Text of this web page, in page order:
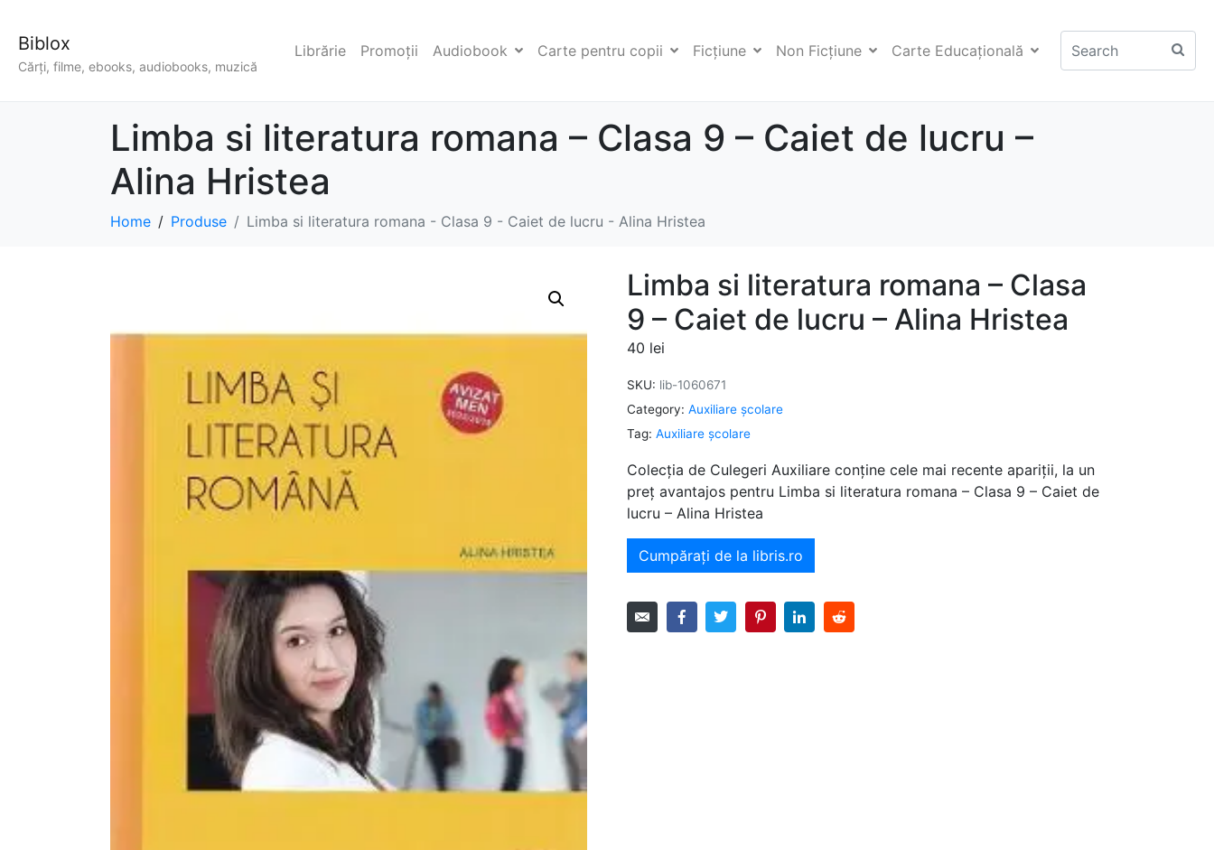
Biblox
Cărți, filme, ebooks, audiobooks, muzică
Librărie Promoții Audiobook Carte pentru copii Ficţiune Non Ficţiune Carte Educaţională
Limba si literatura romana – Clasa 9 – Caiet de lucru –
Alina Hristea
Home Produse Limba si literatura romana - Clasa 9 - Caiet de lucru - Alina Hristea
Limba si literatura romana – Clasa
9 – Caiet de lucru – Alina Hristea
40 lei
SKU: lib-1060671
Category: Auxiliare şcolare
Tag: Auxiliare şcolare
Colecția de Culegeri Auxiliare conține cele mai recente apariții, la un
preț avantajos pentru Limba si literatura romana – Clasa 9 – Caiet de
lucru – Alina Hristea
Cumpărați de la libris.ro